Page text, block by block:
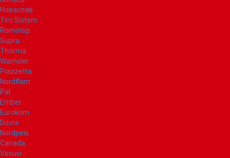
Новаслав
Tim Sistem
Romotop
Supra
Thorma
Wamsler
Piazzetta
Nordflam
Pal
Ember
Eurokom
Dovre
Nordpeis
Canada
Vesuvi